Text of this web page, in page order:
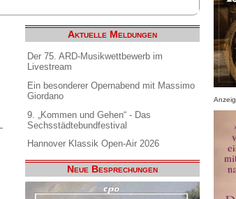
Aktuelle Meldungen
Der 75. ARD-Musikwettbewerb im
Livestream
Ein besonderer Opernabend mit Massimo
Giordano
9. „Kommen und Gehen“ - Das
Sechsstädtebundfestival
Hannover Klassik Open-Air 2026
Neue Besprechungen